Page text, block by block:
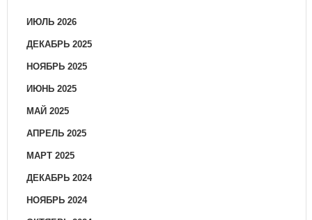
ИЮЛЬ 2026
ДЕКАБРЬ 2025
НОЯБРЬ 2025
ИЮНЬ 2025
МАЙ 2025
АПРЕЛЬ 2025
МАРТ 2025
ДЕКАБРЬ 2024
НОЯБРЬ 2024